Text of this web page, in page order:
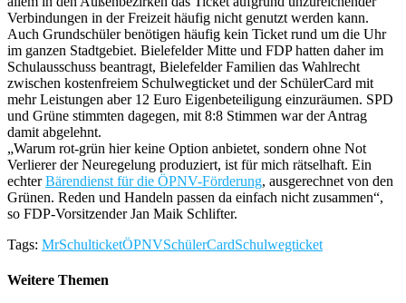
Verbindungen in der Freizeit häufig nicht genutzt werden kann.
Auch Grundschüler benötigen häufig kein Ticket rund um die Uhr
im ganzen Stadtgebiet. Bielefelder Mitte und FDP hatten daher im
Schulausschuss beantragt, Bielefelder Familien das Wahlrecht
zwischen kostenfreiem Schulwegticket und der SchülerCard mit
mehr Leistungen aber 12 Euro Eigenbeteiligung einzuräumen. SPD
und Grüne stimmten dagegen, mit 8:8 Stimmen war der Antrag
damit abgelehnt.
„Warum rot-grün hier keine Option anbietet, sondern ohne Not
Verlierer der Neuregelung produziert, ist für mich rätselhaft. Ein
echterBärendienst für die ÖPNV-Förderung, ausgerechnet von den
Grünen. Reden und Handeln passen da einfach nicht zusammen“,
so FDP-Vorsitzender Jan Maik Schlifter.
Tags: MrSchulticketÖPNVSchülerCardSchulwegticket
Weitere Themen